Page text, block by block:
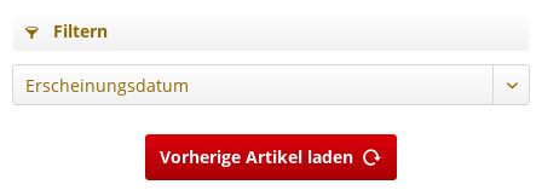
Filtern
Vorherige Artikel laden